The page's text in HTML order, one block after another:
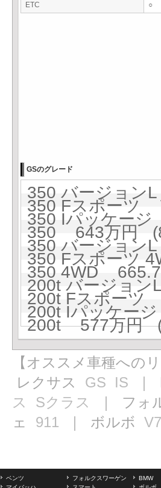
ETC ○
GSのグレード
350 バージョ
350 Fスポーツ
350 Iパッケー
350 643万円
350 バージョ
350 Fスポーツ
350 4WD
200t バージョ
200t Fスポー
200t Iパッケー
200t 577万円
【オススメ車種へのリ
レクサス GS IS ｜
ス
Sクラス ｜ フォ
ェ 911 ｜ ボルボ
ベンツ フォルクスワーゲン BMW